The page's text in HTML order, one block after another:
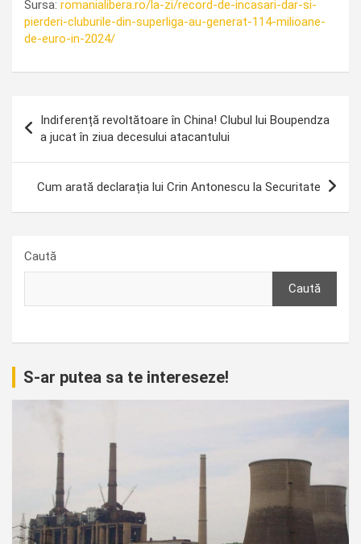
Sursa: romanialibera.ro/la-zi/record-de-incasari-dar-si-
pierderi-cluburile-din-superliga-au-generat-114-milioane-
de-euro-in-2024/
în
articole
Indiferență revoltătoare în China! Clubul lui Boupendza
a jucat în ziua decesului atacantului
Cum arată declarația lui Crin Antonescu la Securitate
Caută
Caută
S-ar putea sa te intereseze!